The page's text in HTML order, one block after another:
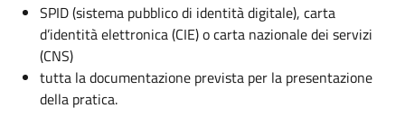
SPID (sistema pubblico di identità digitale), carta
d’identità elettronica (CIE) o carta nazionale dei servizi
(CNS)
tutta la documentazione prevista per la presentazione
della pratica.